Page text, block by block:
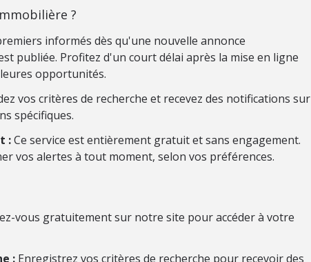
?
informés dès qu'une nouvelle annonce
publiée. Profitez d'un court délai après la mise en ligne
opportunités.
vos critères de recherche et recevez des notifications sur
spécifiques.
:Ce service est entièrement gratuit et sans engagement.
vos alertes à tout moment, selon vos préférences.
vous gratuitement sur notre site pour accéder à votre
: Enregistrez vos critères de recherche pour recevoir des